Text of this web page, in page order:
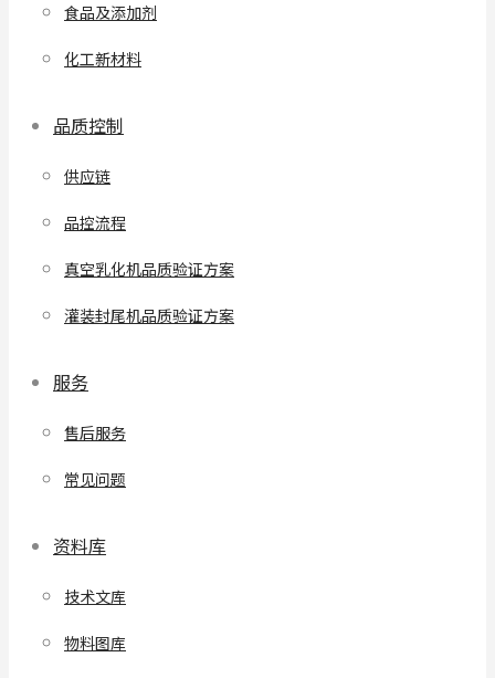
食品及添加剂
化工新材料
品质控制
供应链
品控流程
真空乳化机品质验证方案
灌装封尾机品质验证方案
服务
售后服务
常见问题
资料库
技术文库
物料图库